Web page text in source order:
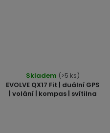
EVOLVE QX17 Fit | duální GPS
| volání | kompas | svítilna
hodnocení
produktu
Skladem (>5 ks)